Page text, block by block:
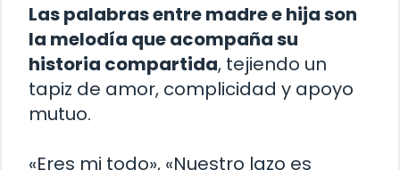
Las palabras entre madre e hija son
la melodía que acompaña su
historia compartida, tejiendo un
tapiz de amor, complicidad y apoyo
mutuo.
«Eres mi todo», «Nuestro lazo es